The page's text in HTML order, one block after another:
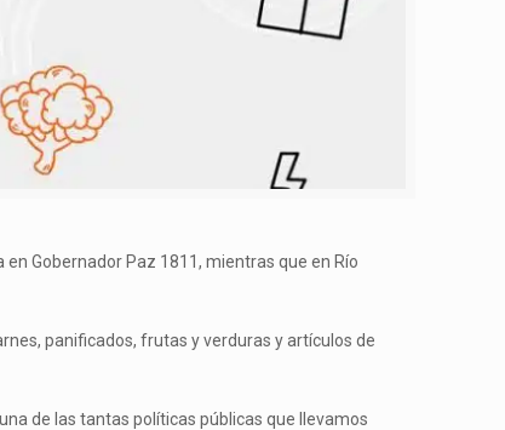
Gobernador Paz 1811, mientras que en Río
panificados, frutas y verduras y artículos de
de las tantas políticas públicas que llevamos